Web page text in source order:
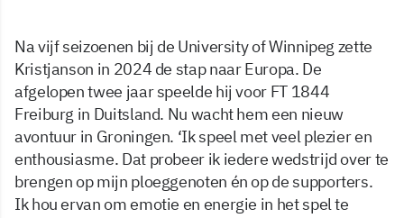
Na vijf seizoenen bij de University of Winnipeg zette
Kristjanson in 2024 de stap naar Europa. De
afgelopen twee jaar speelde hij voor FT 1844
Freiburg in Duitsland. Nu wacht hem een nieuw
avontuur in Groningen. ‘Ik speel met veel plezier en
enthousiasme. Dat probeer ik iedere wedstrijd over te
brengen op mijn ploeggenoten én op de supporters.
Ik hou ervan om emotie en energie in het spel te